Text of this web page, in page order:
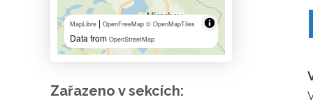
MapLibre | OpenFreeMap © OpenMapTiles
Data from OpenStreetMap
Zařazeno v sekcích: